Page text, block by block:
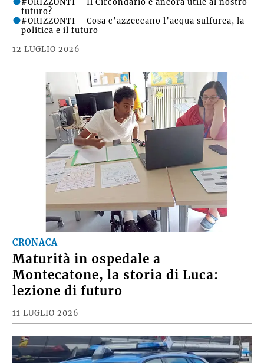
12 LUGLIO 2026
#ORIZZONTI – Il Circondario è ancora utile al nostro
futuro?
#ORIZZONTI – Cosa c’azzeccano l’acqua sulfurea, la
politica e il futuro
CRONACA
Maturità in ospedale a
Montecatone, la storia di Luca:
lezione di futuro
11 LUGLIO 2026